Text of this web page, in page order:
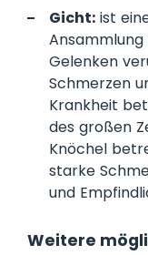
Gicht: ist
Gelenken
Schmerzen
Krankheit
des großen
Knöchel
starke
und
Weitere